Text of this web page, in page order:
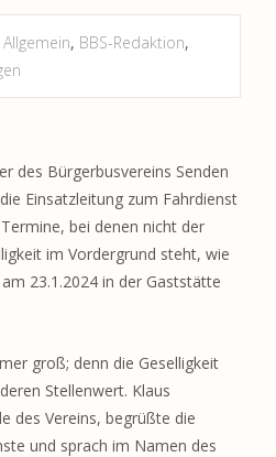
Allgemein, BBS-Redaktion,
des Bürgerbusvereins Senden
Einsatzleitung zum Fahrdienst
bei denen nicht der
im Vordergrund steht, wie
23.1.2024 in der Gaststätte
groß; denn die Geselligkeit
Stellenwert. Klaus
des Vereins, begrüßte die
und sprach im Namen des